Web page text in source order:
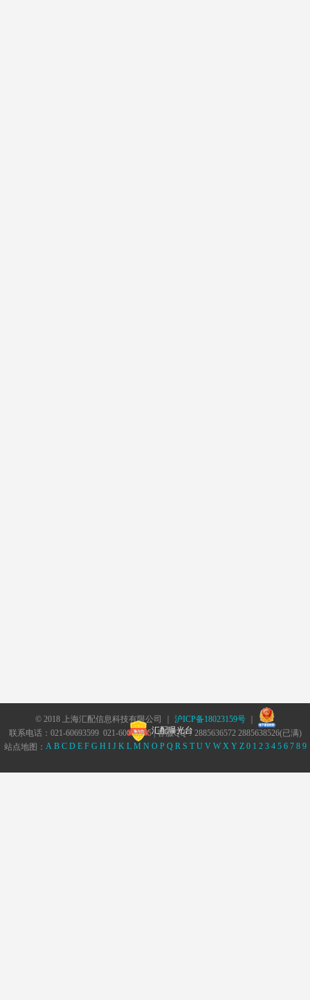
© 2018 上海汇配信息科技有限公司 ｜ 沪ICP备18023159号｜
汇配曝光台
联系电话：021-60693599 021-60693555 | 客服QQ：2885636572 2885638526(已满)
站点地图： A B C D E F G H I J K L M N O P Q R S T U V W X Y Z 0 1 2 3 4 5 6 7 8 9